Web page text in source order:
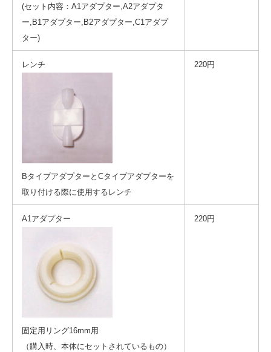
(セット内容：A1アダプター,A2アダプタ
ー,B1アダプター,B2アダプター,C1アダプ
ター)
レンチ
BタイプアダプターとCタイプアダプターを
取り付ける際に使用するレンチ
220円
A1アダプター
固定用リング16mm用
（購入時、本体にセットされているもの）
220円